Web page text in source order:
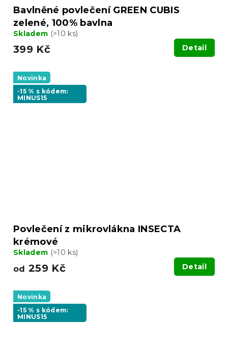
Bavlněné povlečení GREEN CUBIS
zelené, 100% bavlna
Skladem (>10 ks)
399 Kč Detail
Novinka
-15 % s kódem:
MINUS15
Povlečení z mikrovlákna INSECTA
krémové
Skladem (>10 ks)
od 259 Kč Detail
Novinka
-15 % s kódem:
MINUS15